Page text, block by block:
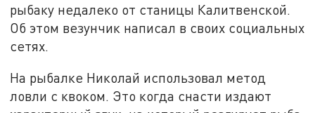
рыбаку недалеко от станицы Калитвенской.
Об этом везунчик написал в своих социальных
сетях.
На рыбалке Николай использовал метод
ловли с квоком. Это когда снасти издают